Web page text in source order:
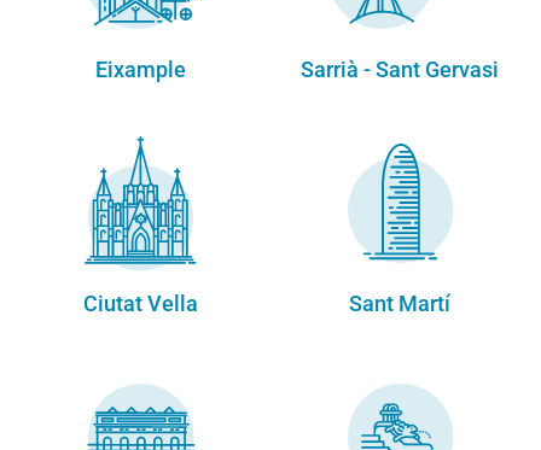
Eixample Sarrià - Sant Gervasi
Ciutat Vella Sant Martí